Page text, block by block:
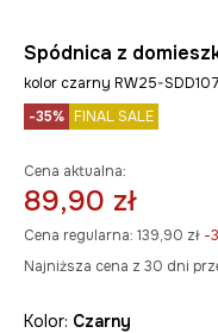
Spódnica z
kolor czarny RW25-SDD107
-35% FINAL SALE
Cena aktualna:
89,90 zł
Cena regularna: 139,90 zł -
Najniższa cena z 30 dni
Kolor: czarny